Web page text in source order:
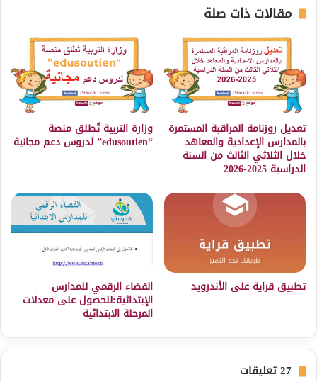
مقالات ذات صلة
تعديل روزنامة المراقبة المستمرة
بالمدارس الإعدادية والمعاهد
خلال الثلاثي الثالث من السنة
الدراسية 2025-2026
وزارة التربية تُطلق منصة
“edusoutien” لدروس دعم مجانية
تطبيق قراية على الأندرويد الفضاء الرقمي للمدارس
الإبتدائية:للحصول على معدلات
المرحلة الابتدائية
‫27 تعليقات